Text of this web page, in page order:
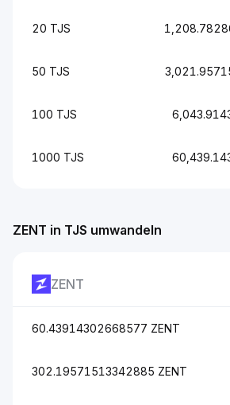
ZENT in TJS umwandeln
ZENT
60.43914302668577 ZENT
302.19571513342885 ZENT
20 TJS
50 TJS
100 TJS
1000 TJS